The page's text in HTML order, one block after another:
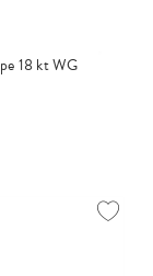
18 kt WG